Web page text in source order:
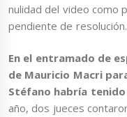
nulidad del video como
pendiente de resolución.
En el entramado de
de Mauricio Macri
Stéfano habría
año, dos jueces